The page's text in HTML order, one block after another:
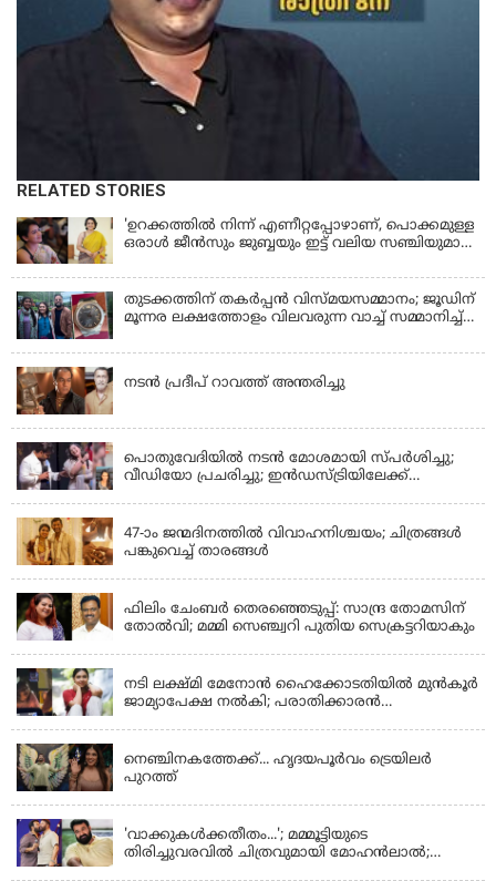
RELATED STORIES
'ഉറക്കത്തിൽ നിന്ന് എണീറ്റപ്പോഴാണ്, പൊക്കമുള്ള
ഒരാൾ ജീൻസും ജുബ്ബയും ഇട്ട് വലിയ സഞ്ചിയുമായി
മരിച്ചുപോയെന്ന് പറഞ്ഞു; ആത്മാക്കളെ കണ്ടിട്ടു
ഉണ്ടെന്ന് നടി ലെന
തുടക്കത്തിന് തകർപ്പൻ വിസ്മയസമ്മാനം; ജൂഡിന്
മൂന്നര ലക്ഷത്തോളം വിലവരുന്ന വാച്ച് സമ്മാനിച്ച്
നടൻ പ്രദീപ് റാവത്ത് അന്തരിച്ചു
പൊതുവേദിയില്‍ നടന്‍ മോശമായി സ്പര്‍ശിച്ചു;
വീഡിയോ പ്രചരിച്ചു; ഇന്‍ഡസ്ട്രിയിലേക്ക്
47-ാം ജന്മദിനത്തിൽ വിവാഹനിശ്ചയം; ചിത്രങ്ങള്‍
പങ്കുവെച്ച് താരങ്ങൾ
ഫിലിം ചേംബർ തെരഞ്ഞെടുപ്പ്: സാന്ദ്ര തോമസിന്
തോൽവി; മമ്മി സെഞ്ച്വറി പുതിയ സെക്രട്ടറിയാകും
നടി ലക്ഷ്മി മേനോൻ ഹൈക്കോടതിയിൽ മുൻ‌കൂർ
ജാമ്യാപേക്ഷ നൽകി; പരാതിക്കാരൻ
നെഞ്ചിനകത്തേക്ക്... ഹൃദയപൂര്‍വം ട്രെയിലര്‍
പുറത്ത്
'വാക്കുകള്‍ക്കതീതം...'; മമ്മൂട്ടിയുടെ
തിരിച്ചുവരവില്‍ ചിത്രവുമായി മോഹന്‍ലാല്‍;